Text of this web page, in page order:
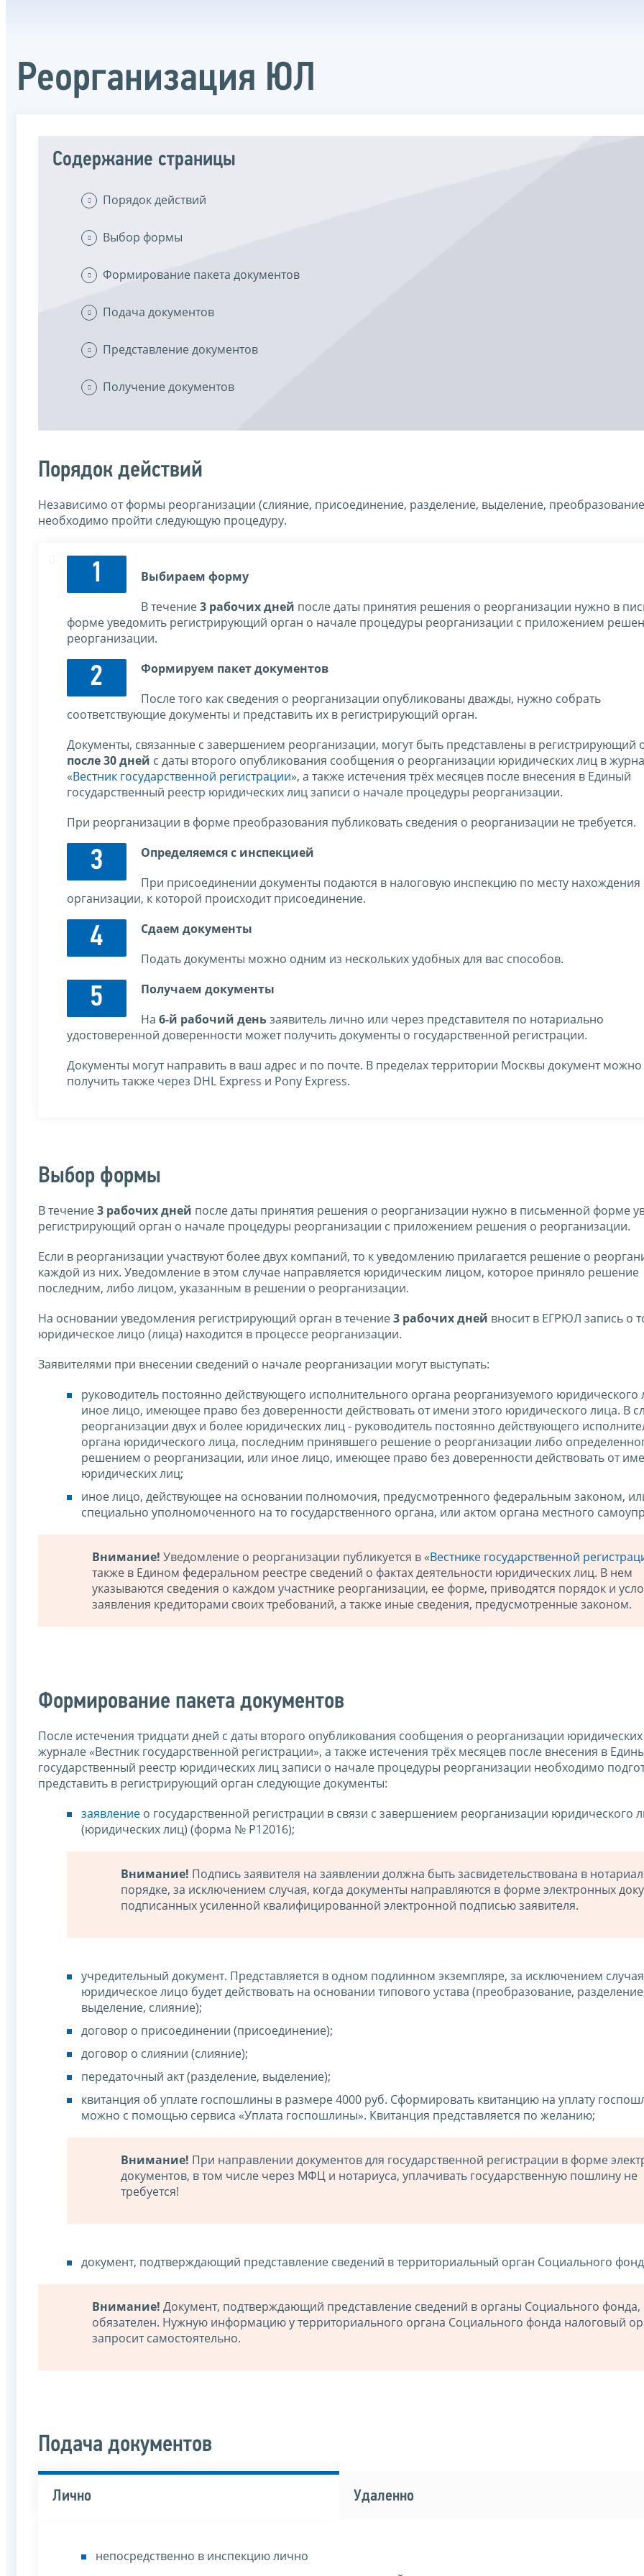
Реорганизация ЮЛ
Содержание страницы
Порядок действий
Выбор формы
Формирование пакета документов
Подача документов
Представление документов
Получение документов
Порядок действий
Независимо от формы реорганизации (слияние, присоединение, разделение, выделение,
необходимо пройти следующую процедуру.
1
Выбираем форму
В течение3 рабочих дней после даты принятия решения о реорганизации нужно в
форме уведомить регистрирующий орган о начале процедуры реорганизации с приложением
реорганизации.
2
Формируем пакет документов
После того как сведения о реорганизации опубликованы дважды, нужно собрать
соответствующие документы и представить их в регистрирующий орган.
Документы, связанные с завершением реорганизации, могут быть представлены в регистрирующий
после 30 дней с даты второго опубликования сообщения о реорганизации юридических лиц в
«Вестник государственной регистрации», а также истечения трёх месяцев после внесения в Единый
государственный реестр юридических лиц записи о начале процедуры реорганизации.
При реорганизации в форме преобразования публиковать сведения о реорганизации не требуется.
3
Определяемся с инспекцией
При присоединении документы подаются в налоговую инспекцию по месту нахождения
организации, к которой происходит присоединение.
4
Сдаем документы
Подать документы можно одним из нескольких удобных для вас способов.
5
Получаем документы
На 6-й рабочий деньзаявитель лично или через представителя по нотариально
удостоверенной доверенности может получить документы о государственной регистрации.
Документы могут направить в ваш адрес и по почте. В пределах территории Москвы документ можно
получить также через DHL Express и Pony Express.
Выбор формы
В течение3 рабочих дней после даты принятия решения о реорганизации нужно в письменной форме
регистрирующий орган о начале процедуры реорганизации с приложением решения о реорганизации.
Если в реорганизации участвуют более двух компаний, то к уведомлению прилагается решение о
каждой из них. Уведомление в этом случае направляется юридическим лицом, которое приняло решение
последним, либо лицом, указанным в решении о реорганизации.
На основании уведомления регистрирующий орган в течение3 рабочих дней вносит в ЕГРЮЛ запись о
юридическое лицо (лица) находится в процессе реорганизации.
Заявителями при внесении сведений о начале реорганизации могут выступать:
руководитель постоянно действующего исполнительного органа реорганизуемого юридического
иное лицо, имеющее право без доверенности действовать от имени этого юридического лица. В
реорганизации двух и более юридических лиц - руководитель постоянно действующего
органа юридического лица, последним принявшего решение о реорганизации либо
решением о реорганизации, или иное лицо, имеющее право без доверенности действовать от
юридических лиц;
иное лицо, действующее на основании полномочия, предусмотренного федеральным законом,
специально уполномоченного на то государственного органа, или актом органа местного
Внимание! Уведомление о реорганизации публикуется в «Вестнике государственной
также в Едином федеральном реестре сведений о фактах деятельности юридических лиц. В нем
указываются сведения о каждом участнике реорганизации, ее форме, приводятся порядок и
заявления кредиторами своих требований, а также иные сведения, предусмотренные законом.
Формирование пакета документов
После истечения тридцати дней с даты второго опубликования сообщения о реорганизации
журнале «Вестник государственной регистрации», а также истечения трёх месяцев после внесения в
государственный реестр юридических лиц записи о начале процедуры реорганизации необходимо
представить в регистрирующий орган следующие документы:
заявление о государственной регистрации в связи с завершением реорганизации юридического
(юридических лиц) (форма № Р12016);
Внимание! Подпись заявителя на заявлении должна быть засвидетельствована в
порядке, за исключением случая, когда документы направляются в форме электронных
подписанных усиленной квалифицированной электронной подписью заявителя.
учредительный документ. Представляется в одном подлинном экземпляре, за исключением
юридическое лицо будет действовать на основании типового устава (преобразование,
выделение, слияние);
договор о присоединении (присоединение);
договор о слиянии (слияние);
передаточный акт (разделение, выделение);
квитанция об уплате госпошлины в размере 4000 руб. Сформировать квитанцию на уплату
можно с помощью сервиса «Уплата госпошлины». Квитанция представляется по желанию;
Внимание! При направлении документов для государственной регистрации в форме
документов, в том числе через МФЦ и нотариуса, уплачивать государственную пошлину не
требуется!
документ, подтверждающий представление сведений в территориальный орган Социального
Внимание! Документ, подтверждающий представление сведений в органы Социального фонда,
обязателен. Нужную информацию у территориального органа Социального фонда налоговый
запросит самостоятельно.
Подача документов
Лично Удаленно
непосредственно в инспекцию лично